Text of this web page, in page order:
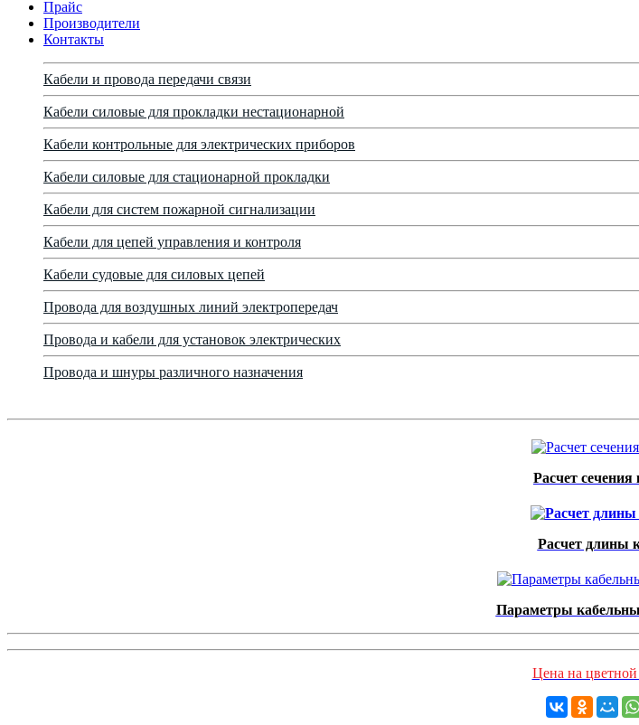
Прайс
Производители
Контакты
Кабели и провода передачи связи
Кабели силовые для прокладки нестационарной
Кабели контрольные для электрических приборов
Кабели силовые для стационарной прокладки
Кабели для систем пожарной сигнализации
Кабели для цепей управления и контроля
Кабели судовые для силовых цепей
Провода для воздушных линий электропередач
Провода и кабели для установок электрических
Провода и шнуры различного назначения
Расчет сечения
Расчет длины
Параметры
Цена на цветной